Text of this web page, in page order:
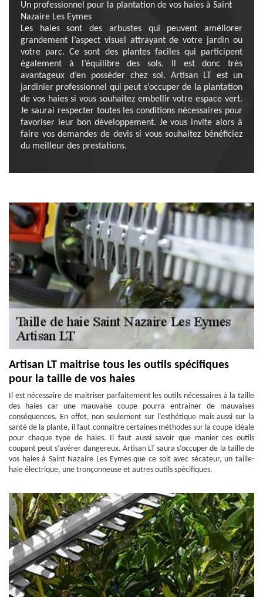
Un professionnel pour la plantation de vos haies à Saint
Nazaire Les Eymes
Les haies sont des arbustes qui peuvent améliorer
grandement l’aspect visuel attrayant de votre jardin ou
votre parc. Ce sont des plantes faciles qui participent
également à l’équilibre des sols. Il est donc très
avantageux d’en posséder chez soi. Artisan LT est un
jardinier professionnel qui peut s’occuper de la plantation
de vos haies si vous souhaitez embellir votre espace vert.
Je saurai respecter toutes les conditions nécessaires pour
favoriser leur bon développement. Je vous invite alors à
faire vos demandes de devis si vous souhaitez bénéficiez
du meilleur des prestations.
Artisan LT maitrise tous les outils spécifiques
pour la taille de vos haies
Il est nécessaire de maitriser parfaitement les outils nécessaires à la taille
des haies car une mauvaise coupe pourra entrainer de mauvaises
conséquences. En effet, non seulement sur l’esthétique mais aussi sur la
santé de la plante, il faut connaitre certaines méthodes sur la coupe idéale
pour chaque type de haies. Il faut aussi savoir que manier ces outils
coupant peut s’avérer dangereux. Artisan LT saura s’occuper de la taille de
vos haies à Saint Nazaire Les Eymes que ce soit avec sécateur, un taille-
haie électrique, une tronçonneuse et autres outils spécifiques.